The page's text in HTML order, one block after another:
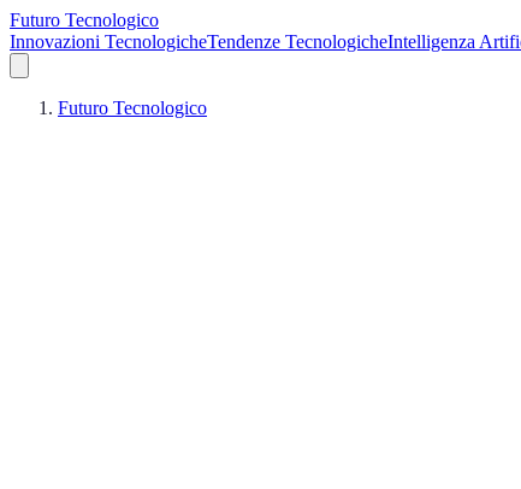
Futuro Tecnologico
Innovazioni TecnologicheTendenze TecnologicheIntelligenza
Futuro Tecnologico